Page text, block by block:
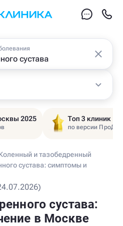
2025 Топ 3 клиник
по версии
и тазобедренный
сустава: симптомы и
сустава:
в Москве